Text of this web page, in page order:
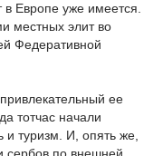
Европе уже имеется.
местных элит во
Федеративной
ее
тотчас начали
и туризм. И, опять же,